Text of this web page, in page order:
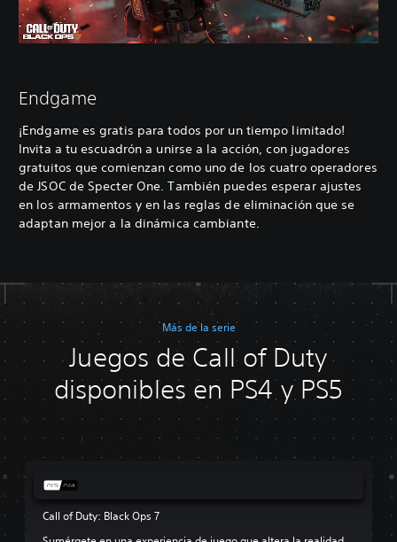
Endgame
¡Endgame es gratis para todos por un tiempo limitado!
Invita a tu escuadrón a unirse a la acción, con jugadores
gratuitos que comienzan como uno de los cuatro operadores
de JSOC de Specter One. También puedes esperar ajustes
en los armamentos y en las reglas de eliminación que se
adaptan mejor a la dinámica cambiante.
Más de la serie
Juegos de Call of Duty
disponibles en PS4 y PS5
Call of Duty: Black Ops 7